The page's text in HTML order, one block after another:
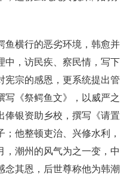
鱼横行的恶劣环境，韩愈并
中，访民疾、察民情，写下
宪宗的感恩，更系统提出管
写《祭鳄鱼文》，以威严之
俸银资助乡校，撰写《请置
他整顿吏治、兴修水利，
，潮州的风气为之一变，中
念其恩，后世尊称他为韩潮